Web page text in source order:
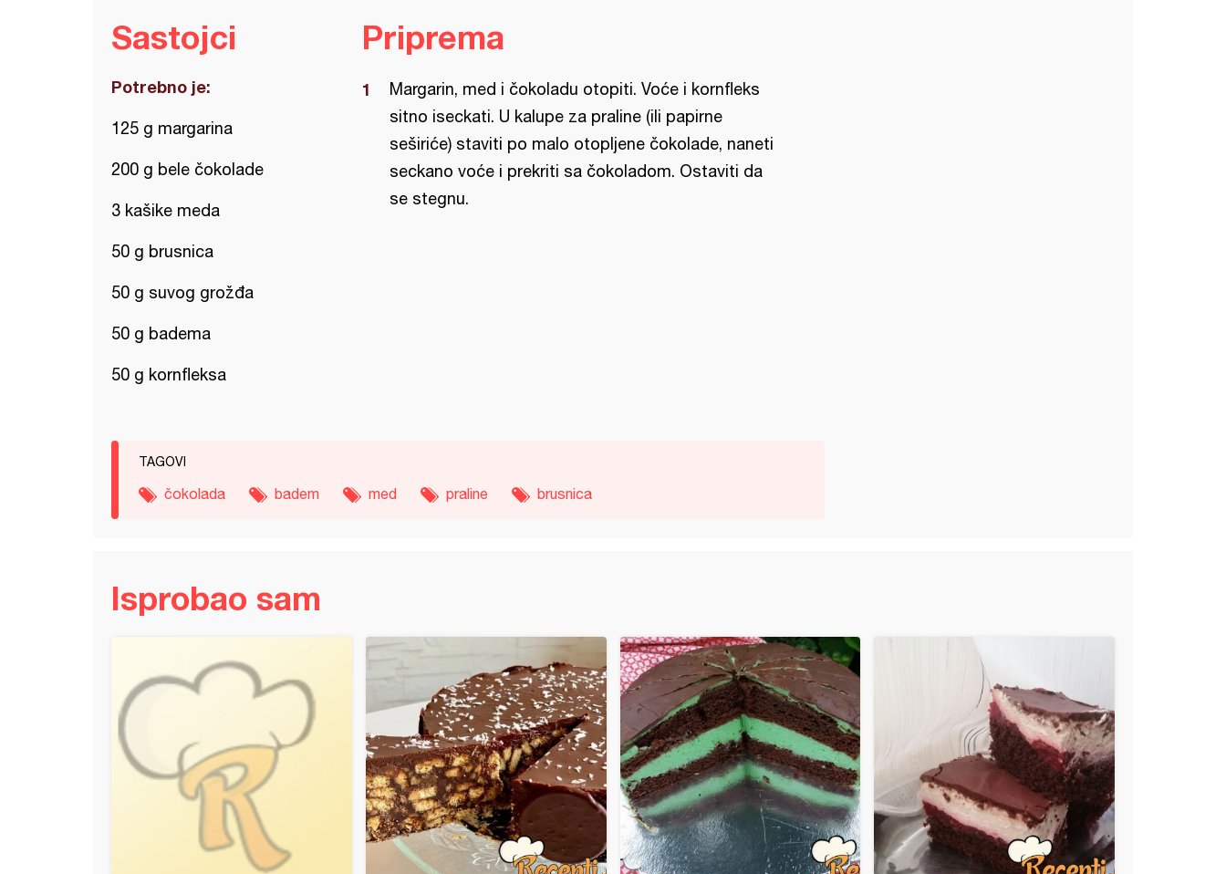
Sastojci
Potrebno je:
125 g margarina
200 g bele čokolade
3 kašike meda
50 g brusnica
50 g suvog grožđa
50 g badema
50 g kornfleksa
Priprema
Margarin, med i čokoladu otopiti. Voće i kornfleks
sitno iseckati. U kalupe za praline (ili papirne
seširiće) staviti po malo otopljene čokolade, naneti
seckano voće i prekriti sa čokoladom. Ostaviti da
se stegnu.
TAGOVI
čokolada badem med praline brusnica
Isprobao sam